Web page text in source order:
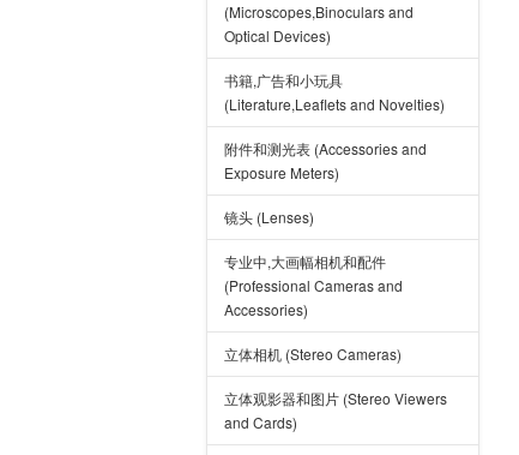
(Microscopes,Binoculars and
Optical Devices)
书籍,广告和小玩具
(Literature,Leaflets and Novelties)
附件和测光表 (Accessories and
Exposure Meters)
镜头 (Lenses)
专业中,大画幅相机和配件
(Professional Cameras and
Accessories)
立体相机 (Stereo Cameras)
立体观影器和图片 (Stereo Viewers
and Cards)